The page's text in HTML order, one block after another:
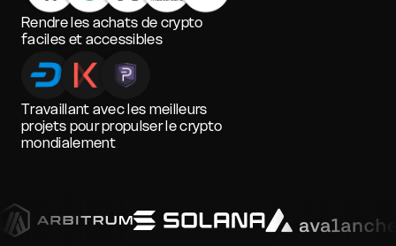
Rendre les achats de crypto
faciles et accessibles
Travaillant avec les meilleurs
projets pour propulser le crypto
mondialement